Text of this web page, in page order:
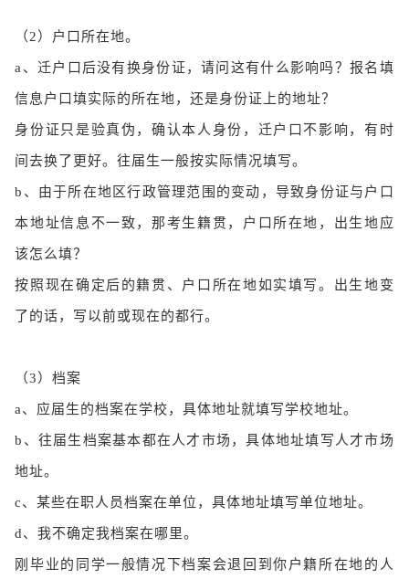
（2）户口所在地。
a、迁户口后没有换身份证，请问这有什么影响吗？报名填
信息户口填实际的所在地，还是身份证上的地址？
身份证只是验真伪，确认本人身份，迁户口不影响，有时
间去换了更好。往届生一般按实际情况填写。
b、由于所在地区行政管理范围的变动，导致身份证与户口
本地址信息不一致，那考生籍贯，户口所在地，出生地应
该怎么填？
按照现在确定后的籍贯、户口所在地如实填写。出生地变
了的话，写以前或现在的都行。
（3）档案
a、应届生的档案在学校，具体地址就填写学校地址。
b、往届生档案基本都在人才市场，具体地址填写人才市场
地址。
c、某些在职人员档案在单位，具体地址填写单位地址。
d、我不确定我档案在哪里。
刚毕业的同学一般情况下档案会退回到你户籍所在地的人